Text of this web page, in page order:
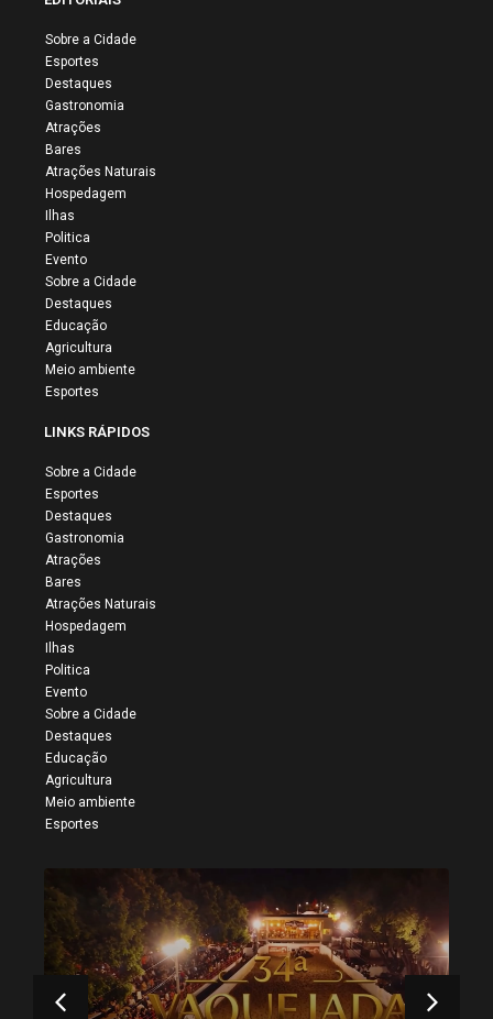
Sobre a Cidade
Esportes
Destaques
Gastronomia
Atrações
Bares
Atrações Naturais
Hospedagem
Ilhas
Politica
Evento
Sobre a Cidade
Destaques
Educação
Agricultura
Meio ambiente
Esportes
LINKS RÁPIDOS
Sobre a Cidade
Esportes
Destaques
Gastronomia
Atrações
Bares
Atrações Naturais
Hospedagem
Ilhas
Politica
Evento
Sobre a Cidade
Destaques
Educação
Agricultura
Meio ambiente
Esportes
34ª Vaquejada do Parque
Onildo Maior reúne